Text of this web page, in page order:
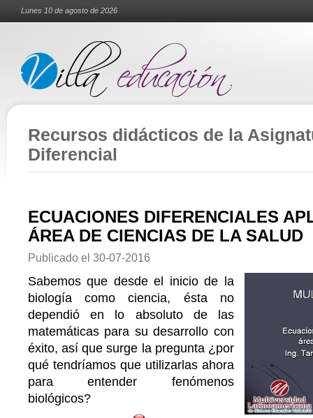
Lunes 10 de agosto de 2026
Recursos didácticos de la
Diferencial
ECUACIONES DIFERENCIALES
ÁREA DE CIENCIAS DE LA SALUD
Publicado el 30-07-2016
Sabemos que desde el inicio de la
biología como ciencia, ésta no
dependió en lo absoluto de las
matemáticas para su desarrollo con
éxito, así que surge la pregunta ¿por
qué tendríamos que utilizarlas ahora
para entender fenómenos
biológicos?